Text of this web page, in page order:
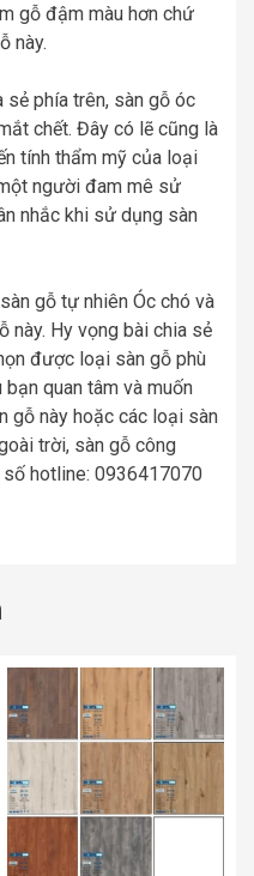
gỗ đậm màu hơn chứ
này.
sẻ phía trên, sàn gỗ óc
chết. Đây có lẽ cũng là
tính thẩm mỹ của loại
người đam mê sử
nhắc khi sử dụng sàn
gỗ tự nhiên Óc chó và
này. Hy vọng bài chia sẻ
được loại sàn gỗ phù
bạn quan tâm và muốn
gỗ này hoặc các loại sàn
trời, sàn gỗ công
hotline: 0936417070